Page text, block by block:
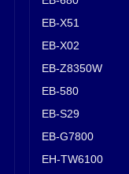
EB-X51
EB-X02
EB-Z8350W
EB-580
EB-S29
EB-G7800
EH-TW6100